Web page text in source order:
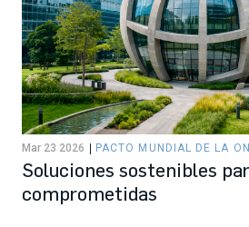
Mar 23 2026 PACTO MUNDIAL DE LA
Soluciones sostenibles
comprometidas